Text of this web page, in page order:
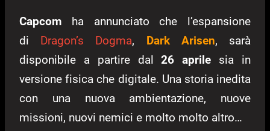
Capcom ha annunciato che l’espansione
di Dragon’s Dogma, Dark Arisen, sarà
disponibile a partire dal26 aprile sia in
versione fisica che digitale. Una storia inedita
con una nuova ambientazione, nuove
missioni, nuovi nemici e molto molto altro…